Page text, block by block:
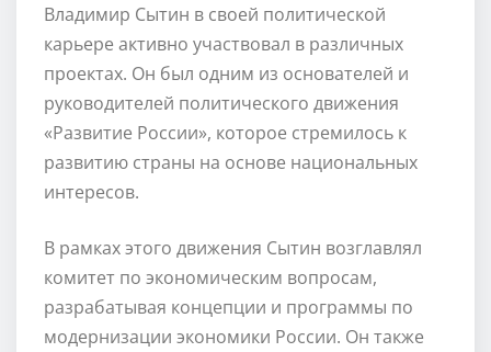
Владимир Сытин в своей политической
карьере активно участвовал в различных
проектах. Он был одним из основателей и
руководителей политического движения
«Развитие России», которое стремилось к
развитию страны на основе национальных
интересов.
В рамках этого движения Сытин возглавлял
комитет по экономическим вопросам,
разрабатывая концепции и программы по
модернизации экономики России. Он также